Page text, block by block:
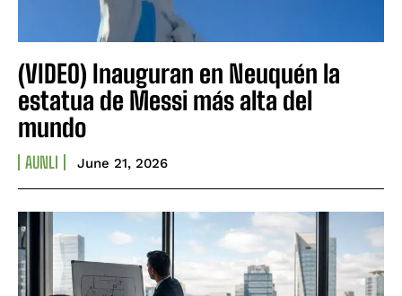
(VIDEO) Inauguran en Neuquén la
estatua de Messi más alta del
mundo
AUNLI June 21, 2026